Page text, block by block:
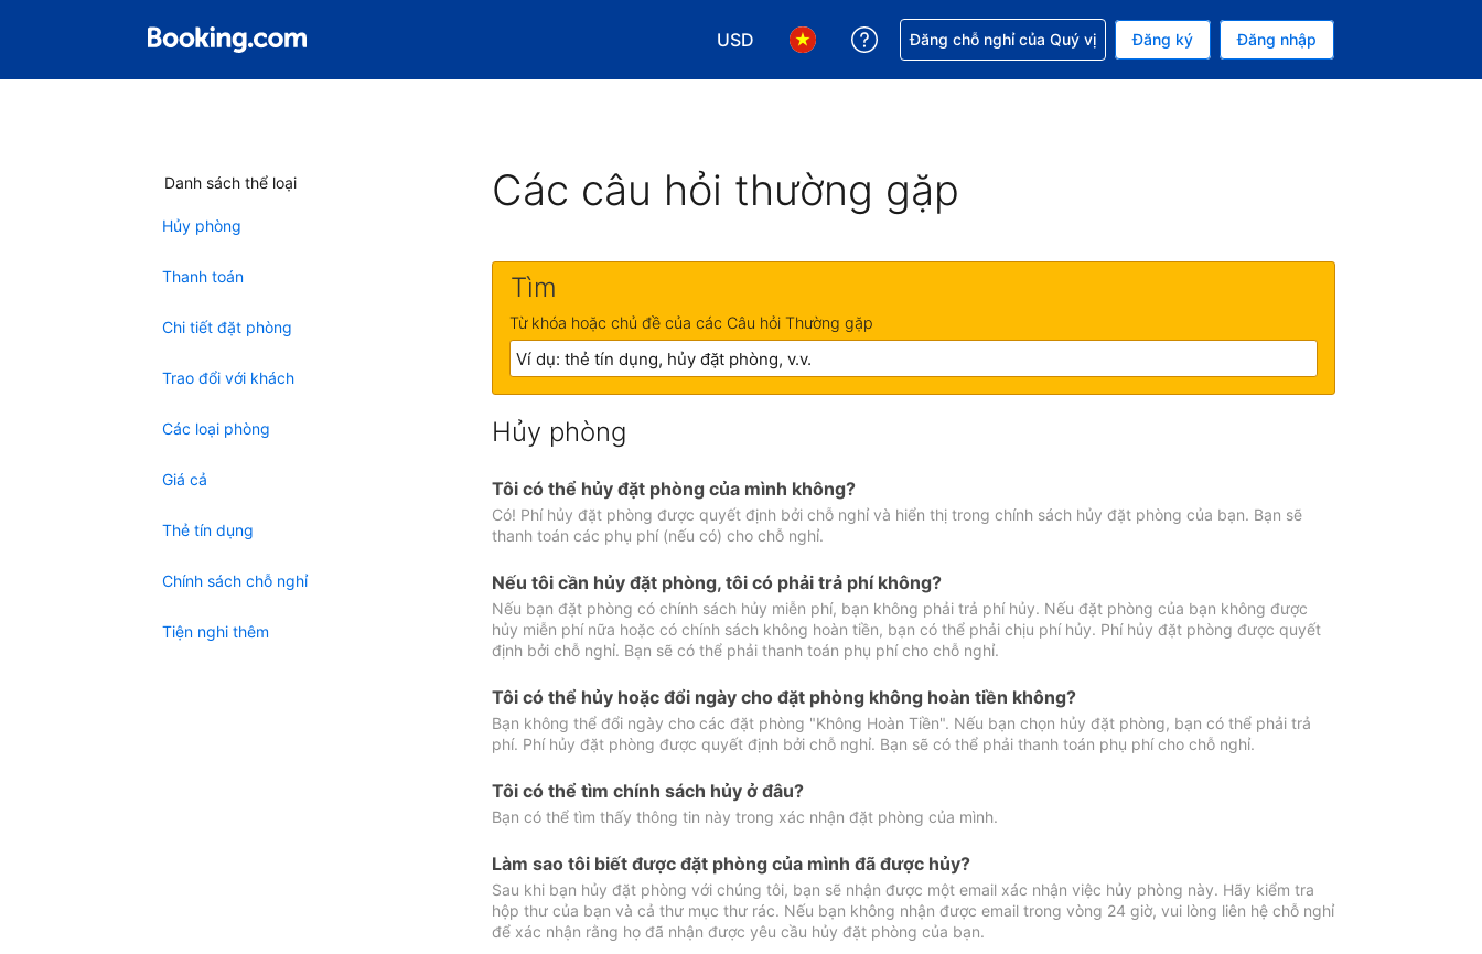
USD
Chọn loại tiền tệ của bạn. Loại tiền tệ hiện tại của bạn là Đô la Mỹ
Chọn ngôn ngữ của bạn. Ngôn ngữ hiện tại của bạn là Tiếng Việt
Nhận trợ giúp với đặt chỗ
Đăng chỗ nghỉ của Quý vị Đăng ký Đăng nhập
Danh sách thể loại
Hủy phòng
Thanh toán
Chi tiết đặt phòng
Trao đổi với khách
Các loại phòng
Giá cả
Thẻ tín dụng
Chính sách chỗ nghỉ
Tiện nghi thêm
Các câu hỏi thường gặp
Tìm
Từ khóa hoặc chủ đề của các Câu hỏi Thường gặp
Hủy phòng
Tôi có thể hủy đặt phòng của mình không?
Có! Phí hủy đặt phòng được quyết định bởi chỗ nghỉ và hiển thị trong chính sách hủy đặt phòng của bạn. Bạn sẽ
thanh toán các phụ phí (nếu có) cho chỗ nghỉ.
Nếu tôi cần hủy đặt phòng, tôi có phải trả phí không?
Nếu bạn đặt phòng có chính sách hủy miễn phí, bạn không phải trả phí hủy. Nếu đặt phòng của bạn không được
hủy miễn phí nữa hoặc có chính sách không hoàn tiền, bạn có thể phải chịu phí hủy. Phí hủy đặt phòng được quyết
định bởi chỗ nghỉ. Bạn sẽ có thể phải thanh toán phụ phí cho chỗ nghỉ.
Tôi có thể hủy hoặc đổi ngày cho đặt phòng không hoàn tiền không?
Bạn không thể đổi ngày cho các đặt phòng "Không Hoàn Tiền". Nếu bạn chọn hủy đặt phòng, bạn có thể phải trả
phí. Phí hủy đặt phòng được quyết định bởi chỗ nghỉ. Bạn sẽ có thể phải thanh toán phụ phí cho chỗ nghỉ.
Tôi có thể tìm chính sách hủy ở đâu?
Bạn có thể tìm thấy thông tin này trong xác nhận đặt phòng của mình.
Làm sao tôi biết được đặt phòng của mình đã được hủy?
Sau khi bạn hủy đặt phòng với chúng tôi, bạn sẽ nhận được một email xác nhận việc hủy phòng này. Hãy kiểm tra
hộp thư của bạn và cả thư mục thư rác. Nếu bạn không nhận được email trong vòng 24 giờ, vui lòng liên hệ chỗ nghỉ
để xác nhận rằng họ đã nhận được yêu cầu hủy đặt phòng của bạn.